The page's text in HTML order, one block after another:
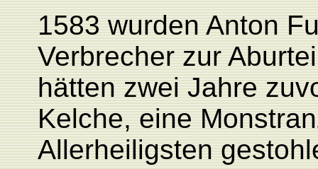
1583 wurden Anton
Verbrecher zur
hätten zwei Jahre
Kelche, eine
Allerheiligsten